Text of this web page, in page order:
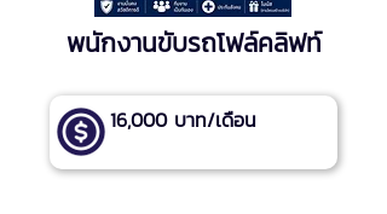
พนักงานขับรถโฟล์คลิฟท์
16,000 บาท/เดือน